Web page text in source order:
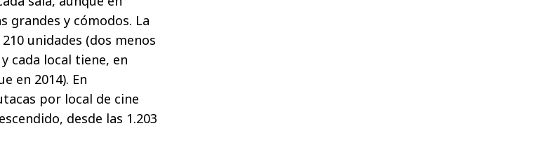
grandes y cómodos. La
unidades (dos menos
cada local tiene, en
en 2014). En
por local de cine
desde las 1.203